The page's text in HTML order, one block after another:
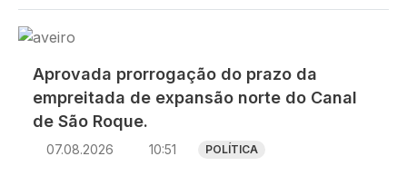
Imagem
Aprovada prorrogação do prazo da
empreitada de expansão norte do Canal
de São Roque.
07.08.2026 10:51 POLÍTICA